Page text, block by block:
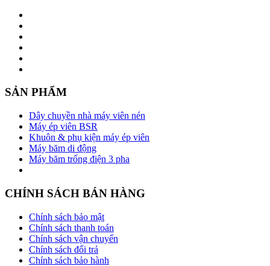
SẢN PHẨM
Dây chuyền nhà máy viên nén
Máy ép viên BSR
Khuôn & phụ kiện máy ép viên
Máy băm di động
Máy băm trống điện 3 pha
CHÍNH SÁCH BÁN HÀNG
Chính sách bảo mật
Chính sách thanh toán
Chính sách vận chuyển
Chính sách đổi trả
Chính sách bảo hành